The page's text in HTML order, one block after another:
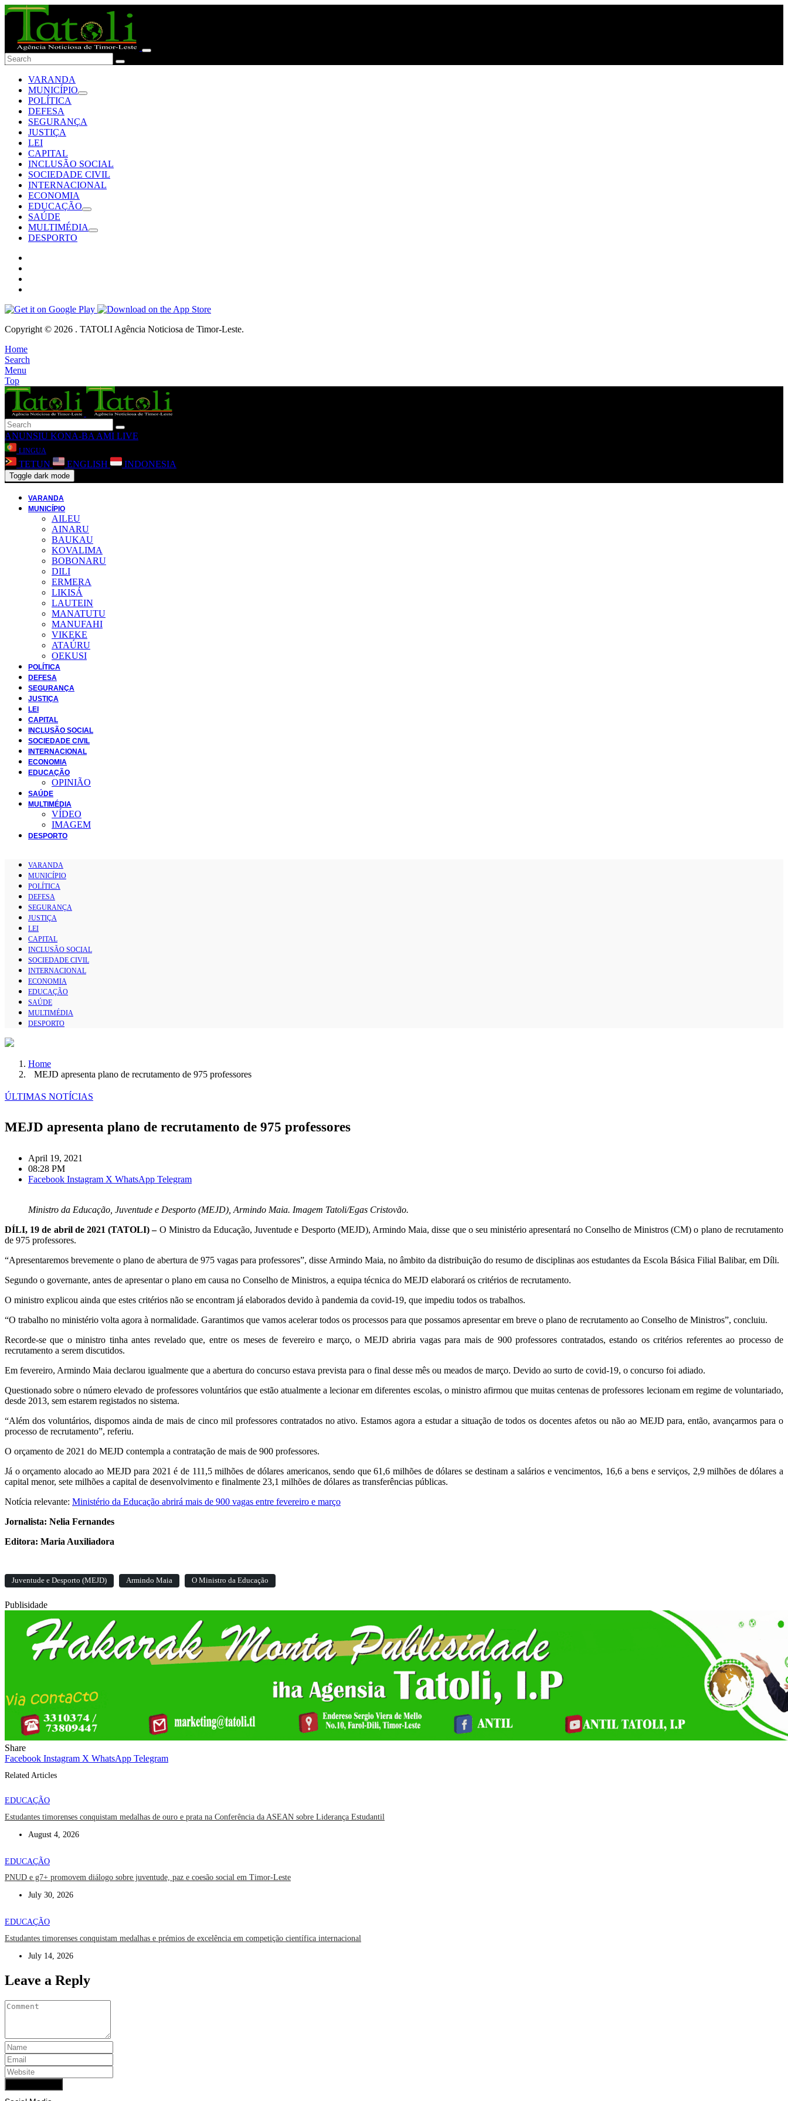
VARANDA
MUNICÍPIO
POLÍTICA
DEFESA
SEGURANÇA
JUSTIÇA
LEI
CAPITAL
INCLUSÃO SOCIAL
SOCIEDADE CIVIL
INTERNACIONAL
ECONOMIA
EDUCAÇÃO
SAÚDE
MULTIMÉDIA
DESPORTO
Copyright © 2026 . TATOLI Agência Noticiosa de Timor-Leste.
Home
Search
Menu
Top
ANUNSIU KONA-BA AMI LIVE
LINGUA
TETUN ENGLISH INDONESIA
Toggle dark mode
VARANDA
MUNICÍPIO
AILEU
AINARU
BAUKAU
KOVALIMA
BOBONARU
DILI
ERMERA
LIKISÁ
LAUTEIN
MANATUTU
MANUFAHI
VIKEKE
ATAÚRU
OEKUSI
POLÍTICA
DEFESA
SEGURANÇA
JUSTIÇA
LEI
CAPITAL
INCLUSÃO SOCIAL
SOCIEDADE CIVIL
INTERNACIONAL
ECONOMIA
EDUCAÇÃO
OPINIÃO
SAÚDE
MULTIMÉDIA
VÍDEO
IMAGEM
DESPORTO
VARANDA
MUNICÍPIO
POLÍTICA
DEFESA
SEGURANÇA
JUSTIÇA
LEI
CAPITAL
INCLUSÃO SOCIAL
SOCIEDADE CIVIL
INTERNACIONAL
ECONOMIA
EDUCAÇÃO
SAÚDE
MULTIMÉDIA
DESPORTO
Home
MEJD apresenta plano de recrutamento de 975 professores
ÚLTIMAS NOTÍCIAS
MEJD apresenta plano de recrutamento de 975 professores
April 19, 2021
08:28 PM
Facebook Instagram X WhatsApp Telegram
Ministro da Educação, Juventude e Desporto (MEJD), Armindo Maia. Imagem Tatoli/Egas Cristovão.
DÍLI, 19 de abril de 2021 (TATOLI) –O Ministro da Educação, Juventude e Desporto (MEJD), Armindo Maia, disse que o seu ministério apresentará no Conselho de Ministros (CM) o plano de recrutamento
de 975 professores.
“Apresentaremos brevemente o plano de abertura de 975 vagas para professores”, disse Armindo Maia, no âmbito da distribuição do resumo de disciplinas aos estudantes da Escola Básica Filial Balibar, em Díli.
Segundo o governante, antes de apresentar o plano em causa no Conselho de Ministros, a equipa técnica do MEJD elaborará os critérios de recrutamento.
O ministro explicou ainda que estes critérios não se encontram já elaborados devido à pandemia da covid-19, que impediu todos os trabalhos.
“O trabalho no ministério volta agora à normalidade. Garantimos que vamos acelerar todos os processos para que possamos apresentar em breve o plano de recrutamento ao Conselho de Ministros”, concluiu.
Recorde-se que o ministro tinha antes revelado que, entre os meses de fevereiro e março, o MEJD abriria vagas para mais de 900 professores contratados, estando os critérios referentes ao processo de
recrutamento a serem discutidos.
Em fevereiro, Armindo Maia declarou igualmente que a abertura do concurso estava prevista para o final desse mês ou meados de março. Devido ao surto de covid-19, o concurso foi adiado.
Questionado sobre o número elevado de professores voluntários que estão atualmente a lecionar em diferentes escolas, o ministro afirmou que muitas centenas de professores lecionam em regime de voluntariado,
desde 2013, sem estarem registados no sistema.
“Além dos voluntários, dispomos ainda de mais de cinco mil professores contratados no ativo. Estamos agora a estudar a situação de todos os docentes afetos ou não ao MEJD para, então, avançarmos para o
processo de recrutamento”, referiu.
O orçamento de 2021 do MEJD contempla a contratação de mais de 900 professores.
Já o orçamento alocado ao MEJD para 2021 é de 111,5 milhões de dólares americanos, sendo que 61,6 milhões de dólares se destinam a salários e vencimentos, 16,6 a bens e serviços, 2,9 milhões de dólares a
capital menor, sete milhões a capital de desenvolvimento e finalmente 23,1 milhões de dólares as transferências públicas.
Notícia relevante: Ministério da Educação abrirá mais de 900 vagas entre fevereiro e março
Jornalista: Nelia Fernandes
Editora: Maria Auxiliadora
Juventude e Desporto (MEJD) Armindo Maia O Ministro da Educação
Publisidade
Share
Facebook Instagram X WhatsApp Telegram
Related Articles
EDUCAÇÃO
Estudantes timorenses conquistam medalhas de ouro e prata na Conferência da ASEAN sobre Liderança Estudantil
August 4, 2026
EDUCAÇÃO
PNUD e g7+ promovem diálogo sobre juventude, paz e coesão social em Timor-Leste
July 30, 2026
EDUCAÇÃO
Estudantes timorenses conquistam medalhas e prémios de excelência em competição científica internacional
July 14, 2026
Leave a Reply